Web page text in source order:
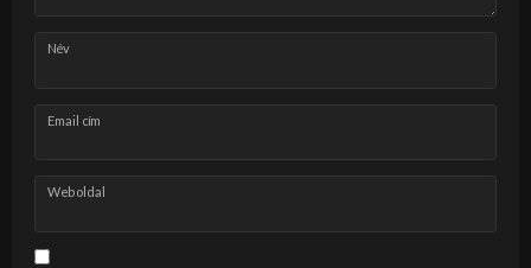
Név
Email cím
Weboldal